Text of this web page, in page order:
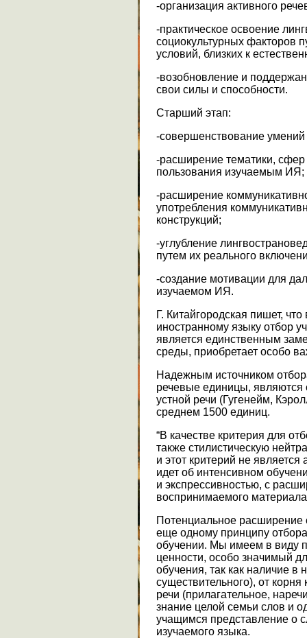
-организация активного
-практическое освоение
социокультурных факторов
условий, близких к
-возобновление и
свои силы и способности.
Старший этап:
-совершенствование умений
-расширение тематики,
пользования изучаемым ИЯ;
-расширение
употребления
конструкций;
-углубление
путем их реального
-создание мотивации для
изучаемом ИЯ.
Г. Китайгородская пишет,
иностранному языку отбор
является единственным
среды, приобретает особо
Надежным источником
речевые единицы,
устной речи (Гугенейм,
среднем 1500 единиц.
“В качестве критерия для
также стилистическую
и этот критерий не
идет об интенсивном
и экспрессивностью, с
воспринимаемого
Потенциальное расширение
еще одному принципу
обучении. Мы имеем в виду
ценности, особо значимый
обучения, так как наличие
существительного), от корня
речи (прилагательное,
знание целой семьи слов и
учащимся представление о
изучаемого языка.